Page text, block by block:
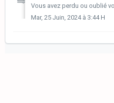
Mar, 25 Juin, 2024 à 3:44 H